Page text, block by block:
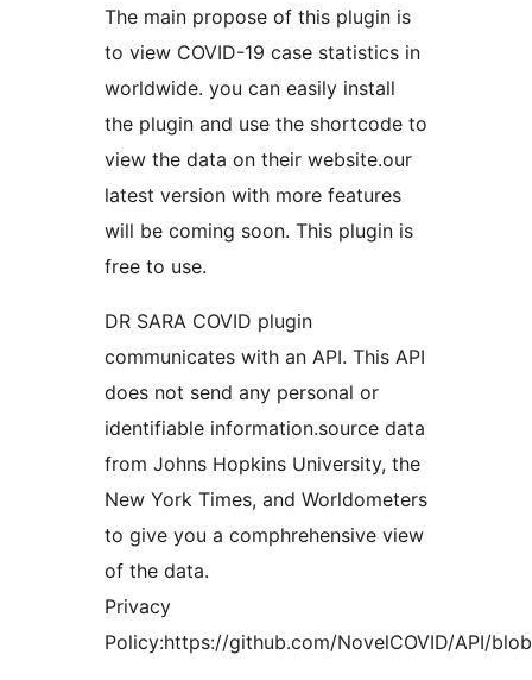
The main propose of this plugin is
to view COVID-19 case statistics in
worldwide. you can easily install
the plugin and use the shortcode to
view the data on their website.our
latest version with more features
will be coming soon. This plugin is
free to use.
DR SARA COVID plugin
communicates with an API. This API
does not send any personal or
identifiable information.source data
from Johns Hopkins University, the
New York Times, and Worldometers
to give you a comphrehensive view
of the data.
Privacy
Policy:https://github.com/NovelCOVID/API/